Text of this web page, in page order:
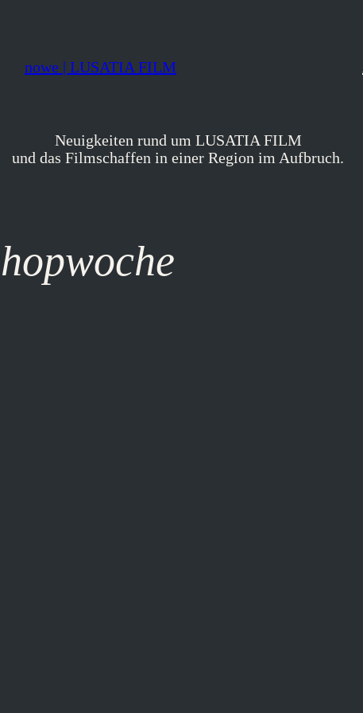
nowe | LUSATIA FILM
Neuigkeiten rund um LUSATIA FILM
und das Filmschaffen in einer Region im Aufbruch.